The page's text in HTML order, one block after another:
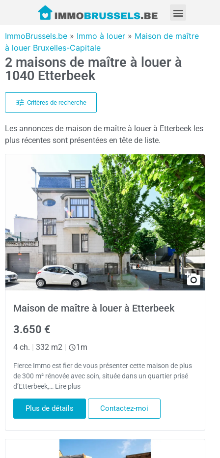
ImmoBrussels.be » Immo à louer » Maison de maître
à louer Bruxelles-Capitale
2 maisons de maître à louer à
1040 Etterbeek
Critères de recherche
Les annonces de maison de maître à louer à Etterbeek les
plus récentes sont présentées en tête de liste.
Maison de maître à louer à Etterbeek
3.650 €
4 ch. 332 m2 1m
Fierce Immo est fier de vous présenter cette maison de plus
de 300 m² rénovée avec soin, située dans un quartier prisé
d’Etterbeek,… Lire plus
Plus de détails Contactez-moi